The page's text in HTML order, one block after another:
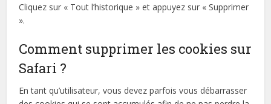
Cliquez sur « Tout l’historique » et appuyez sur « Supprimer
».
Comment supprimer les cookies sur
Safari ?
En tant qu’utilisateur, vous devez parfois vous débarrasser